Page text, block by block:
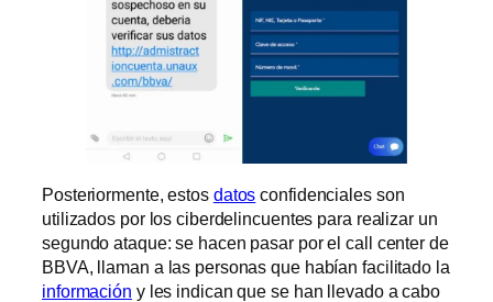
Posteriormente, estos datos confidenciales son
utilizados por los ciberdelincuentes para realizar un
segundo ataque: se hacen pasar por el call center de
BBVA, llaman a las personas que habían facilitado la
información y les indican que se han llevado a cabo